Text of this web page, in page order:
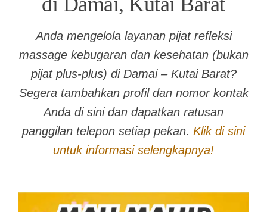
Anda mengelola layanan pijat refleksi
massage kebugaran dan kesehatan (bukan
pijat plus-plus) di Damai – Kutai Barat?
Segera tambahkan profil dan nomor kontak
Anda di sini dan dapatkan ratusan
panggilan telepon setiap pekan. Klik di sini
untuk informasi selengkapnya!